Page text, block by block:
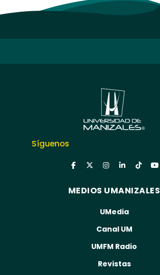
Síguenos
MEDIOS UMANIZALES
UMedia
Canal UM
UMFM Radio
Revistas